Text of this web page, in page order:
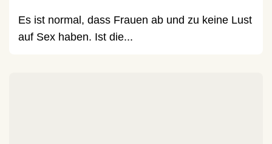
Es ist normal, dass Frauen ab und zu keine Lust
auf Sex haben. Ist die...